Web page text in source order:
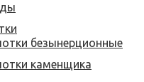
безынерционные
каменщика